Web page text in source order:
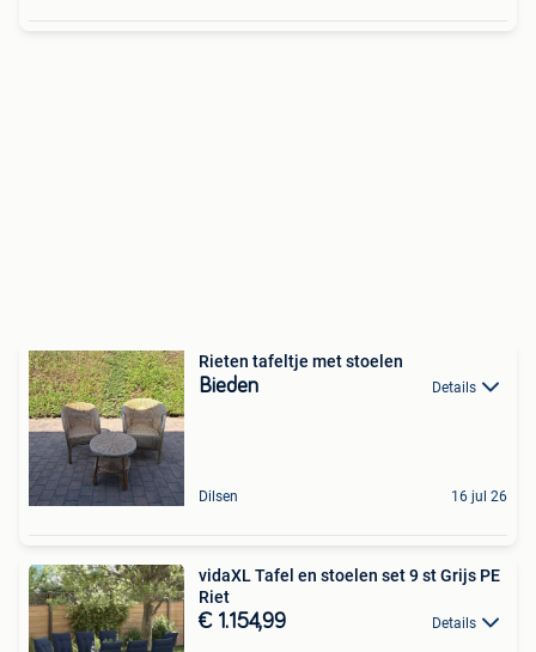
Rieten tafeltje met stoelen
Bieden Details
Dilsen 16 jul 26
vidaXL Tafel en stoelen set 9 st Grijs PE
Riet
€ 1.154,99 Details